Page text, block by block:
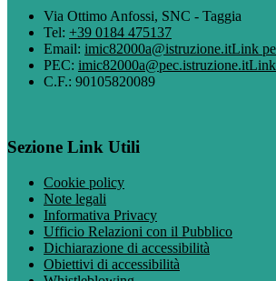
Via Ottimo Anfossi, SNC - Taggia
Tel: +39 0184 475137
Email: imic82000a@istruzione.itLink
PEC: imic82000a@pec.istruzione.itLink
C.F.: 90105820089
Sezione Link Utili
Cookie policy
Note legali
Informativa Privacy
Ufficio Relazioni con il Pubblico
Dichiarazione di accessibilità
Obiettivi di accessibilità